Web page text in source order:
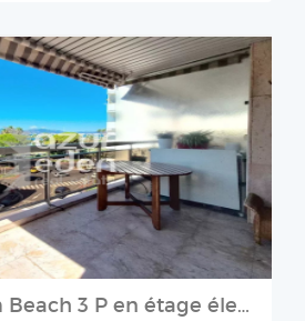
AZUR EDEN
Cannes - Palm Beach 3 P en étage élevé